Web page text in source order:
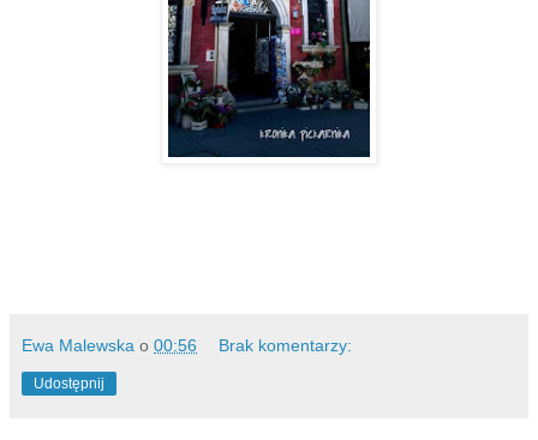
Ewa Malewska o 00:56 Brak komentarzy:
Udostępnij